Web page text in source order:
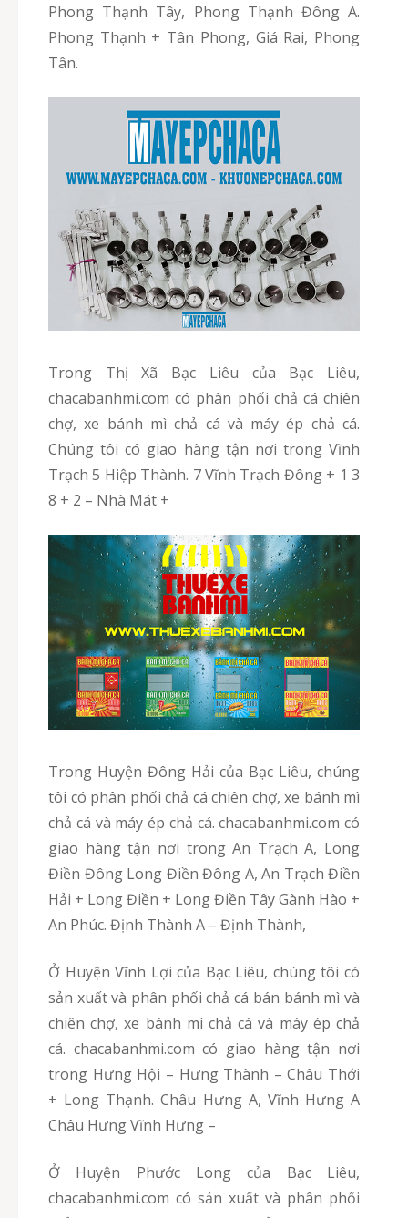
Phong Thạnh Tây, Phong Thạnh Đông A.
Phong Thạnh + Tân Phong, Giá Rai, Phong
Tân.
Trong Thị Xã Bạc Liêu của Bạc Liêu,
chacabanhmi.com có phân phối chả cá chiên
chợ, xe bánh mì chả cá và máy ép chả cá.
Chúng tôi có giao hàng tận nơi trong Vĩnh
Trạch 5 Hiệp Thành. 7 Vĩnh Trạch Đông + 1 3
8 + 2 – Nhà Mát +
Trong Huyện Đông Hải của Bạc Liêu, chúng
tôi có phân phối chả cá chiên chợ, xe bánh mì
chả cá và máy ép chả cá. chacabanhmi.com có
giao hàng tận nơi trong An Trạch A, Long
Điền Đông Long Điền Đông A, An Trạch Điền
Hải + Long Điền + Long Điền Tây Gành Hào +
An Phúc. Định Thành A – Định Thành,
Ở Huyện Vĩnh Lợi của Bạc Liêu, chúng tôi có
sản xuất và phân phối chả cá bán bánh mì và
chiên chợ, xe bánh mì chả cá và máy ép chả
cá. chacabanhmi.com có giao hàng tận nơi
trong Hưng Hội – Hưng Thành – Châu Thới
+ Long Thạnh. Châu Hưng A, Vĩnh Hưng A
Châu Hưng Vĩnh Hưng –
Ở Huyện Phước Long của Bạc Liêu,
chacabanhmi.com có sản xuất và phân phối